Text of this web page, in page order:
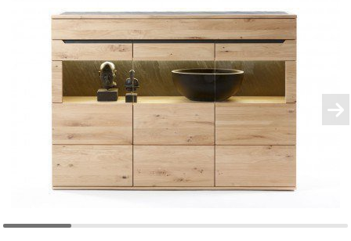
Möbel-
Konfigurator
0%
Finanzierung
Markenwelt
Deals